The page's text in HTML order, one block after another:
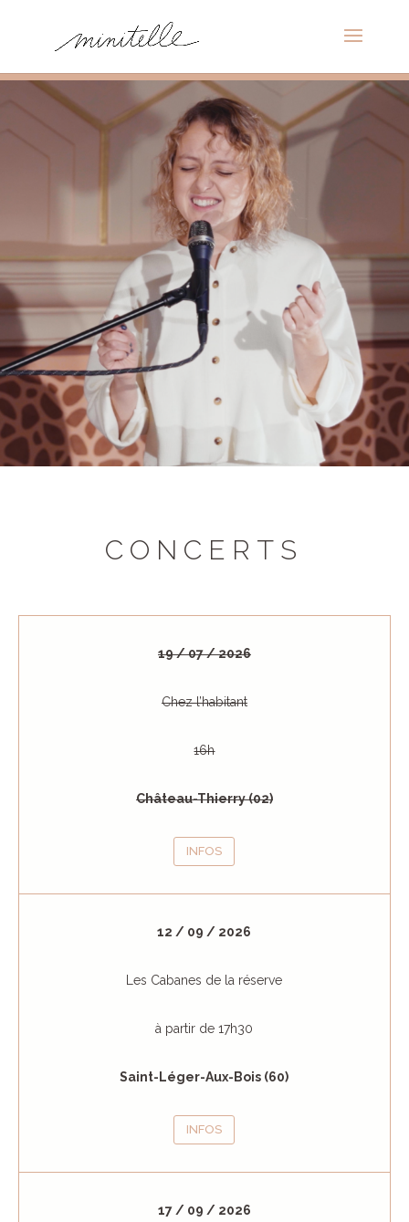
CONCERTS
19 / 07 / 2026
Chez l’habitant
16h
Château-Thierry (02)
INFOS
12 / 09 / 2026
Les Cabanes de la réserve
à partir de 17h30
Saint-Léger-Aux-Bois (60)
INFOS
17 / 09 / 2026